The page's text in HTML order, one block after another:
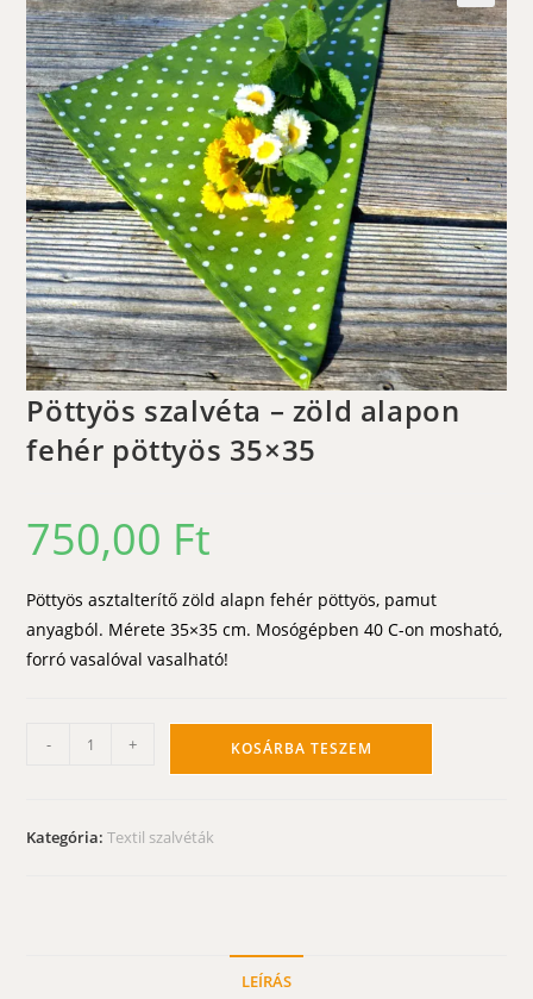
🔍
Pöttyös szalvéta – zöld alapon
fehér pöttyös 35×35
750,00 Ft
Pöttyös asztalterítő zöld alapn fehér pöttyös, pamut
anyagból. Mérete 35×35 cm. Mosógépben 40 C-on mosható,
forró vasalóval vasalható!
- + KOSÁRBA TESZEM
Kategória:Textil szalvéták
LEÍRÁS